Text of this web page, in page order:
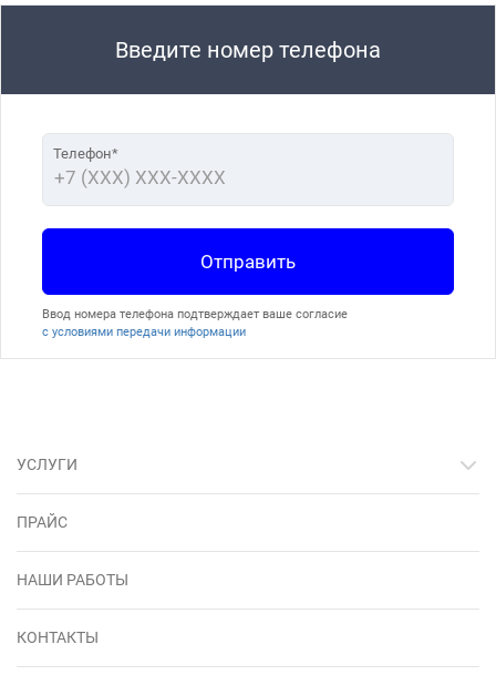
Введите номер телефона
Телефон*
Ввод номера телефона подтверждает ваше согласие
с условиями передачи информации
Отправить
УСЛУГИ
ПРАЙС
НАШИ РАБОТЫ
КОНТАКТЫ